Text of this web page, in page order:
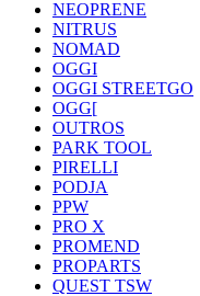
NEOPRENE
NITRUS
NOMAD
OGGI
OGGI STREETGO
OGG[
OUTROS
PARK TOOL
PIRELLI
PODJA
PPW
PRO X
PROMEND
PROPARTS
QUEST TSW